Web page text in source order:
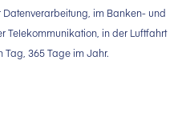
im Banken- und
Telekommunikation, in der Luftfahrt
Tag, 365 Tage im Jahr.